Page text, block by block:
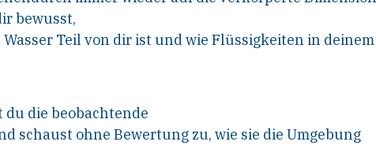
bewusst,
Wasser Teil von dir ist und wie Flüssigkeiten in deinem
du die beobachtende
schaust ohne Bewertung zu, wie sie die Umgebung